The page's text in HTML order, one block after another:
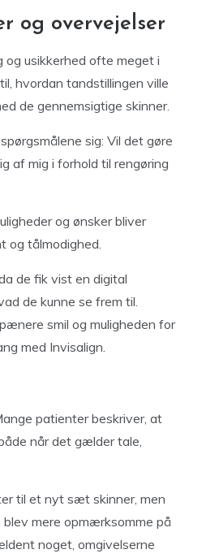
og overvejelser
usikkerhed ofte meget i
hvordan tandstillingen ville
de gennemsigtige skinner.
sig: Vil det gøre
af mig i forhold til rengøring
og ønsker bliver
og tålmodighed.
de fik vist en digital
de kunne se frem til.
smil og muligheden for
med Invisalign.
patienter beskriver, at
når det gælder tale,
til et nyt sæt skinner, men
mere opmærksomme på
noget, omgivelserne